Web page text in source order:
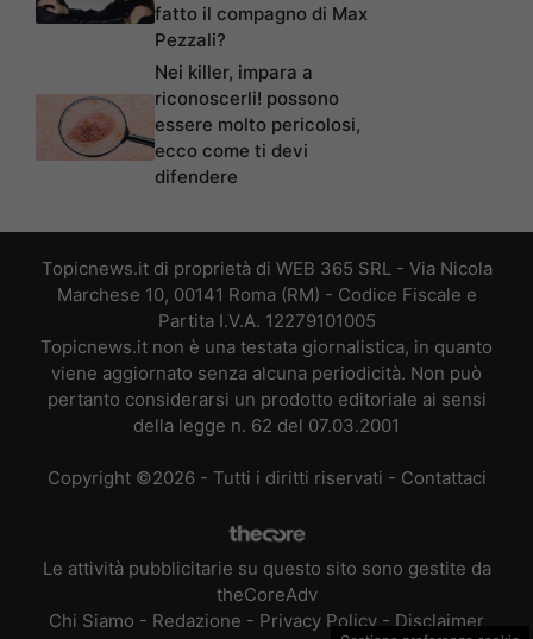
fatto il compagno di Max
Pezzali?
Nei killer, impara a
riconoscerli! possono
essere molto pericolosi,
ecco come ti devi
difendere
Topicnews.it di proprietà di WEB 365 SRL - Via Nicola
Marchese 10, 00141 Roma (RM) - Codice Fiscale e
Partita I.V.A. 12279101005
Topicnews.it non è una testata giornalistica, in quanto
viene aggiornato senza alcuna periodicità. Non può
pertanto considerarsi un prodotto editoriale ai sensi
della legge n. 62 del 07.03.2001
Copyright ©2026 - Tutti i diritti riservati - Contattaci
Le attività pubblicitarie su questo sito sono gestite da
theCoreAdv
Chi Siamo - Redazione - Privacy Policy - Disclaimer